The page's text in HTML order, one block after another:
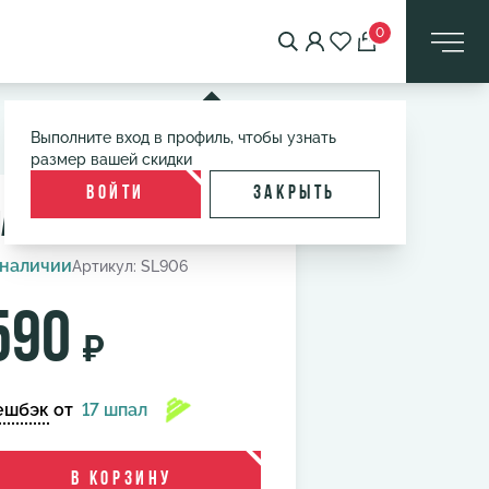
Выполните вход в профиль, чтобы узнать
размер вашей скидки
Войти Закрыть
0
«РЖД Арена»
Артикул: SL906
₽
от 17 шпал
В корзину